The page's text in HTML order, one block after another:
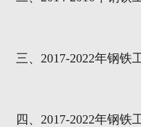
三、 2017-2022年钢铁
四、 2017-2022年钢铁